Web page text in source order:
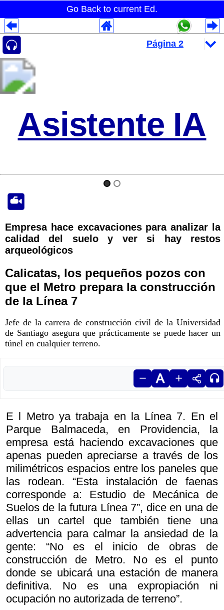
Go Back to current Ed.
Asistente IA
Empresa hace excavaciones para analizar la
calidad del suelo y ver si hay restos
arqueológicos
Calicatas, los pequeños pozos con
que el Metro prepara la construcción
de la Línea 7
Jefe de la carrera de construcción civil de la Universidad
de Santiago asegura que prácticamente se puede hacer un
túnel en cualquier terreno.
E l Metro ya trabaja en la Línea 7. En el
Parque Balmaceda, en Providencia, la
empresa está haciendo excavaciones que
apenas pueden apreciarse a través de los
milimétricos espacios entre los paneles que
las rodean. “Esta instalación de faenas
corresponde a: Estudio de Mecánica de
Suelos de la futura Línea 7”, dice en una de
ellas un cartel que también tiene una
advertencia para calmar la ansiedad de la
gente: “No es el inicio de obras de
construcción de Metro. No es el punto
donde se ubicará una estación de manera
definitiva. No es una expropiación ni
ocupación no autorizada de terreno”.
Despliegues Analytics
Despliegues Totales
Despliegues por Rubros